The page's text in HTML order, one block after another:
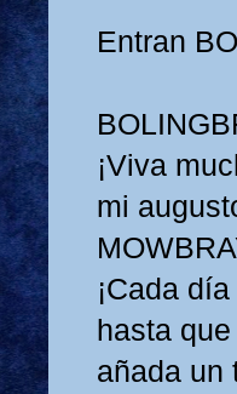
Entran
¡Viva
mi
¡Cada
hasta
añada un